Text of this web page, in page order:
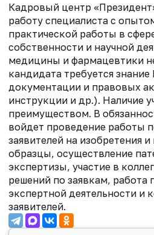
Кадровый центр
работу специалиста с
практической работы в
собственности и научной
медицины и фармацевтики
кандидата требуется
документации и правовых
инструкции и др.). Наличие
преимуществом. В
войдет проведение работы
заявителей на изобретения
образцы, осуществление
экспертизы, участие в
решений по заявкам, работа
экспертной деятельности и
заявителей.